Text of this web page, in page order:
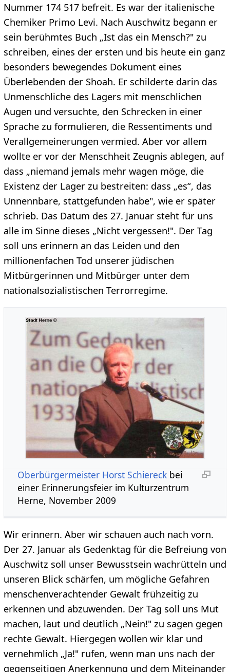
Nummer 174 517 befreit. Es war der italienische
Chemiker Primo Levi. Nach Auschwitz begann er
sein berühmtes Buch „Ist das ein Mensch?" zu
schreiben, eines der ersten und bis heute ein ganz
besonders bewegendes Dokument eines
Überlebenden der Shoah. Er schilderte darin das
Unmenschliche des Lagers mit menschlichen
Augen und versuchte, den Schrecken in einer
Sprache zu formulieren, die Ressentiments und
Verallgemeinerungen vermied. Aber vor allem
wollte er vor der Menschheit Zeugnis ablegen, auf
dass „niemand jemals mehr wagen möge, die
Existenz der Lager zu bestreiten: dass „es“, das
Unnennbare, stattgefunden habe", wie er später
schrieb. Das Datum des 27. Januar steht für uns
alle im Sinne dieses „Nicht vergessen!". Der Tag
soll uns erinnern an das Leiden und den
millionenfachen Tod unserer jüdischen
Mitbürgerinnen und Mitbürger unter dem
nationalsozialistischen Terrorregime.
Oberbürgermeister Horst Schiereckbei
einer Erinnerungsfeier im Kulturzentrum
Herne, November 2009
Wir erinnern. Aber wir schauen auch nach vorn.
Der 27. Januar als Gedenktag für die Befreiung von
Auschwitz soll unser Bewusstsein wachrütteln und
unseren Blick schärfen, um mögliche Gefahren
menschenverachtender Gewalt frühzeitig zu
erkennen und abzuwenden. Der Tag soll uns Mut
machen, laut und deutlich „Nein!" zu sagen gegen
rechte Gewalt. Hiergegen wollen wir klar und
vernehmlich „Ja!" rufen, wenn man uns nach der
gegenseitigen Anerkennung und dem Miteinander